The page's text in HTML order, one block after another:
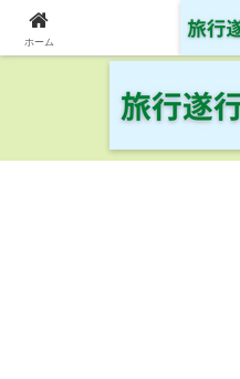
日本の鉄道・空港を制
ホーム